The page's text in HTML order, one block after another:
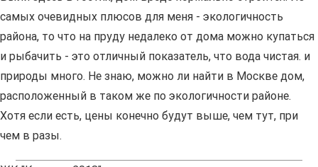
самых очевидных плюсов для меня - экологичность
района, то что на пруду недалеко от дома можно купаться
и рыбачить - это отличный показатель, что вода чистая. и
природы много. Не знаю, можно ли найти в Москве дом,
расположенный в таком же по экологичности районе.
Хотя если есть, цены конечно будут выше, чем тут, при
чем в разы.